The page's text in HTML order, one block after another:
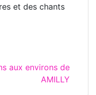
et des chants
aux environs de
AMILLY